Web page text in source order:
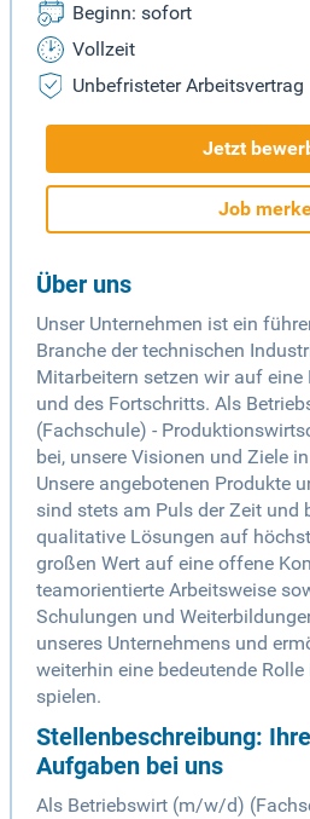
Beginn: sofort
Vollzeit
Unbefristeter Arbeitsvertrag
Jetzt
Job
Über uns
Unser Unternehmen ist ein
Branche der technischen
Mitarbeitern setzen wir auf
und des Fortschritts. Als
(Fachschule) -
bei, unsere Visionen und Ziele
Unsere angebotenen Produkte
sind stets am Puls der Zeit und
qualitative Lösungen auf
großen Wert auf eine offene
teamorientierte Arbeitsweise
Schulungen und
unseres Unternehmens und
weiterhin eine bedeutende
spielen.
Stellenbeschreibung:
Aufgaben bei uns
Als Betriebswirt (m/w/d)